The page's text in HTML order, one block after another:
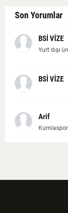
Son Yorumlar
BSİ VİZE
Yurt dışı
BSİ VİZE
Arif